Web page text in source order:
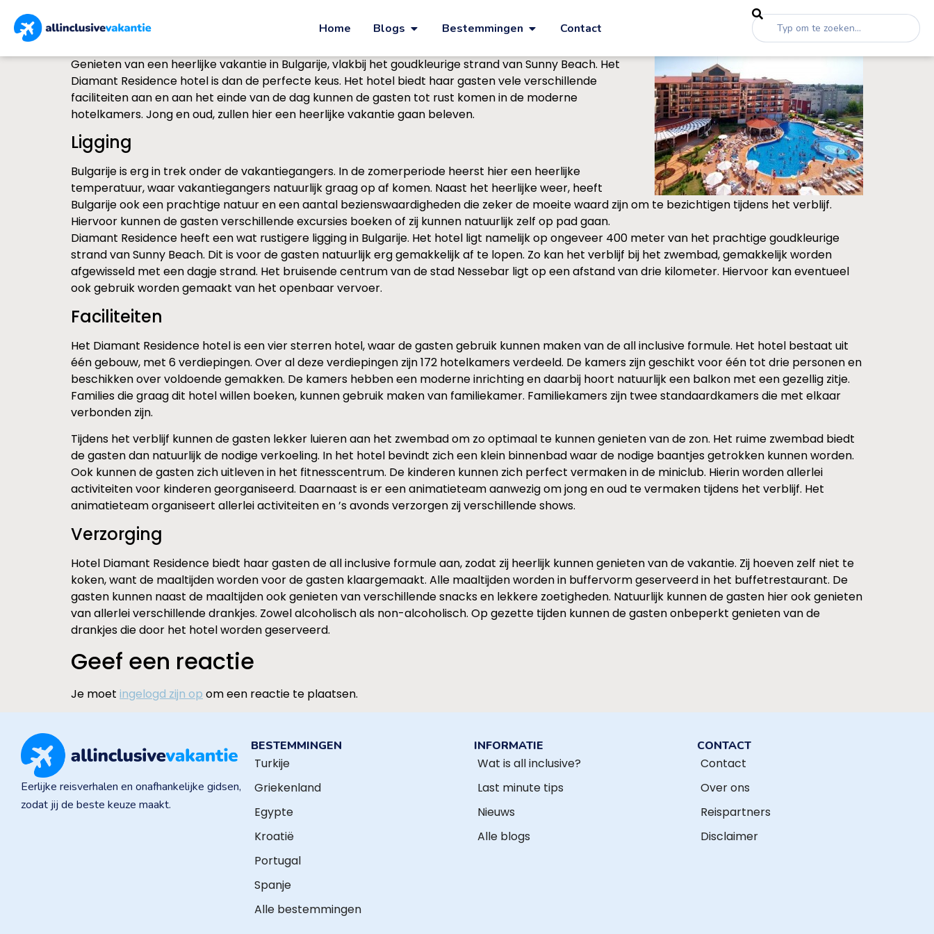
Home Blogs Bestemmingen Contact
Genieten van een heerlijke vakantie in Bulgarije, vlakbij het goudkleurige strand van Sunny Beach. Het
Diamant Residence hotel is dan de perfecte keus. Het hotel biedt haar gasten vele verschillende
faciliteiten aan en aan het einde van de dag kunnen de gasten tot rust komen in de moderne
hotelkamers. Jong en oud, zullen hier een heerlijke vakantie gaan beleven.
Ligging
Bulgarije is erg in trek onder de vakantiegangers. In de zomerperiode heerst hier een heerlijke
temperatuur, waar vakantiegangers natuurlijk graag op af komen. Naast het heerlijke weer, heeft
Bulgarije ook een prachtige natuur en een aantal bezienswaardigheden die zeker de moeite waard zijn om te bezichtigen tijdens het verblijf.
Hiervoor kunnen de gasten verschillende excursies boeken of zij kunnen natuurlijk zelf op pad gaan.
Diamant Residence heeft een wat rustigere ligging in Bulgarije. Het hotel ligt namelijk op ongeveer 400 meter van het prachtige goudkleurige
strand van Sunny Beach. Dit is voor de gasten natuurlijk erg gemakkelijk af te lopen. Zo kan het verblijf bij het zwembad, gemakkelijk worden
afgewisseld met een dagje strand. Het bruisende centrum van de stad Nessebar ligt op een afstand van drie kilometer. Hiervoor kan eventueel
ook gebruik worden gemaakt van het openbaar vervoer.
Faciliteiten
Het Diamant Residence hotel is een vier sterren hotel, waar de gasten gebruik kunnen maken van de all inclusive formule. Het hotel bestaat uit
één gebouw, met 6 verdiepingen. Over al deze verdiepingen zijn 172 hotelkamers verdeeld. De kamers zijn geschikt voor één tot drie personen en
beschikken over voldoende gemakken. De kamers hebben een moderne inrichting en daarbij hoort natuurlijk een balkon met een gezellig zitje.
Families die graag dit hotel willen boeken, kunnen gebruik maken van familiekamer. Familiekamers zijn twee standaardkamers die met elkaar
verbonden zijn.
Tijdens het verblijf kunnen de gasten lekker luieren aan het zwembad om zo optimaal te kunnen genieten van de zon. Het ruime zwembad biedt
de gasten dan natuurlijk de nodige verkoeling. In het hotel bevindt zich een klein binnenbad waar de nodige baantjes getrokken kunnen worden.
Ook kunnen de gasten zich uitleven in het fitnesscentrum. De kinderen kunnen zich perfect vermaken in de miniclub. Hierin worden allerlei
activiteiten voor kinderen georganiseerd. Daarnaast is er een animatieteam aanwezig om jong en oud te vermaken tijdens het verblijf. Het
animatieteam organiseert allerlei activiteiten en ’s avonds verzorgen zij verschillende shows.
Verzorging
Hotel Diamant Residence biedt haar gasten de all inclusive formule aan, zodat zij heerlijk kunnen genieten van de vakantie. Zij hoeven zelf niet te
koken, want de maaltijden worden voor de gasten klaargemaakt. Alle maaltijden worden in buffervorm geserveerd in het buffetrestaurant. De
gasten kunnen naast de maaltijden ook genieten van verschillende snacks en lekkere zoetigheden. Natuurlijk kunnen de gasten hier ook genieten
van allerlei verschillende drankjes. Zowel alcoholisch als non-alcoholisch. Op gezette tijden kunnen de gasten onbeperkt genieten van de
drankjes die door het hotel worden geserveerd.
Geef een reactie
Je moet ingelogd zijn op om een reactie te plaatsen.
Eerlijke reisverhalen en onafhankelijke gidsen,
zodat jij de beste keuze maakt.
BESTEMMINGEN
Turkije
Griekenland
Egypte
Kroatië
Portugal
Spanje
Alle bestemmingen
INFORMATIE
Wat is all inclusive?
Last minute tips
Nieuws
Alle blogs
CONTACT
Contact
Over ons
Reispartners
Disclaimer